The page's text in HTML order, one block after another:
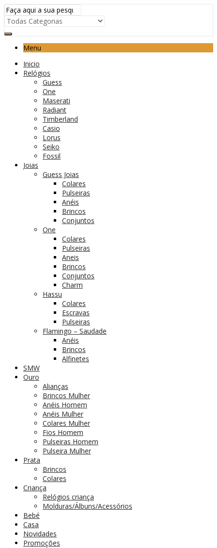
Menu
Inicio
Relógios
Guess
One
Maserati
Radiant
Timberland
Casio
Lorus
Seiko
Fossil
Joias
Guess Joias
Colares
Pulseiras
Anéis
Brincos
Conjuntos
One
Colares
Pulseiras
Aneis
Brincos
Conjuntos
Charm
Hassu
Colares
Escravas
Pulseiras
Flamingo – Saudade
Anéis
Brincos
Alfinetes
SMW
Ouro
Alianças
Brincos Mulher
Anéis Homem
Anéis Mulher
Colares Mulher
Fios Homem
Pulseiras Homem
Pulseira Mulher
Prata
Brincos
Colares
Criança
Relógios criança
Molduras/Álbuns/Acessórios
Bebé
Casa
Novidades
Promoções